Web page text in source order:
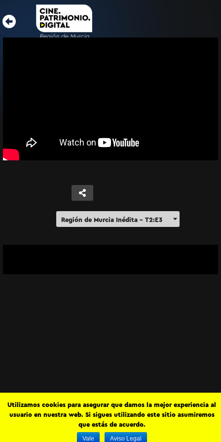
Región de Murcia Inédita – T2:E3
Utilizamos cookies para asegurar que damos la mejor experiencia al
usuario en nuestra web. Si sigues utilizando este sitio asumiremos
que estás de acuerdo.
Vale Aviso Legal